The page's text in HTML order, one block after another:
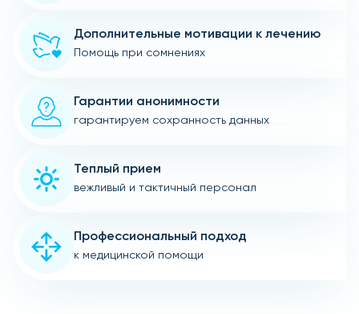
Дополнительные мотивации к лечению
Помощь при сомнениях
Гарантии анонимности
гарантируем сохранность данных
Теплый прием
вежливый и тактичный персонал
Профессиональный подход
к медицинской помощи